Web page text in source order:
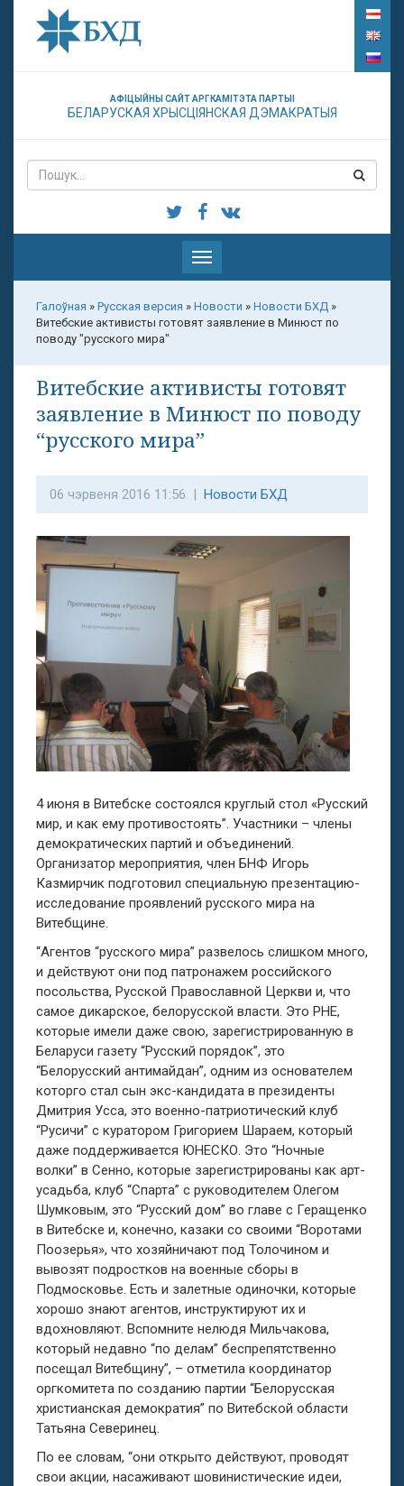
АФІЦЫЙНЫ САЙТ АРГКАМІТЭТА ПАРТЫІ
БЕЛАРУСКАЯ ХРЫСЦІЯНСКАЯ ДЭМАКРАТЫЯ
Паказаць
меню
Галоўная » Русская версия » Новости » Новости БХД »
Витебские активисты готовят заявление в Минюст по
поводу "русского мира"
Витебские активисты готовят
заявление в Минюст по поводу
“русского мира”
06 чэрвеня 2016 11:56 | Новости БХД
4 июня в Витебске состоялся круглый стол «Русский
мир, и как ему противостоять”. Участники – члены
демократических партий и объединений.
Организатор мероприятия, член БНФ Игорь
Казмирчик подготовил специальную презентацию-
исследование проявлений русского мира на
Витебщине.
“Агентов “русского мира” развелось слишком много,
и действуют они под патронажем российского
посольства, Русской Православной Церкви и, что
самое дикарское, белорусской власти. Это РНЕ,
которые имели даже свою, зарегистрированную в
Беларуси газету “Русский порядок”, это
“Белорусский антимайдан”, одним из основателем
которго стал сын экс-кандидата в президенты
Дмитрия Усса, это военно-патриотический клуб
“Русичи” с куратором Григорием Шараем, который
даже поддерживается ЮНЕСКО. Это “Ночные
волки” в Сенно, которые зарегистрированы как арт-
усадьба, клуб “Спарта” с руководителем Олегом
Шумковым, это “Русский дом” во главе с Геращенко
в Витебске и, конечно, казаки со своими “Воротами
Поозерья», что хозяйничают под Толочином и
вывозят подростков на военные сборы в
Подмосковье. Есть и залетные одиночки, которые
хорошо знают агентов, инструктируют их и
вдохновляют. Вспомните нелюдя Мильчакова,
который недавно “по делам” беспрепятственно
посещал Витебщину”, – отметила координатор
оргкомитета по созданию партии “Белорусская
христианская демократия” по Витебской области
Татьяна Северинец.
По ее словам, “они открыто действуют, проводят
свои акции, насаживают шовинистические идеи,